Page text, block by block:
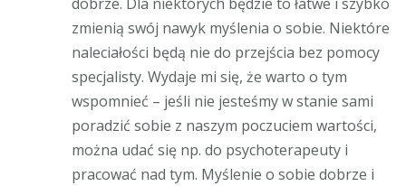
zmienią swój nawyk myślenia o sobie. Niektóre
naleciałości będą nie do przejścia bez pomocy
specjalisty. Wydaje mi się, że warto o tym
wspomnieć – jeśli nie jesteśmy w stanie sami
poradzić sobie z naszym poczuciem wartości,
można udać się np. do psychoterapeuty i
pracować nad tym. Myślenie o sobie dobrze i